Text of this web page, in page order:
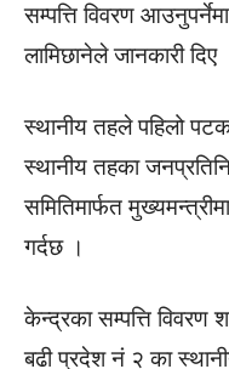
सम्पत्ति विवरण
लामिछानेले जानकारी दिए
स्थानीय तहले पहिलो
स्थानीय तहका
समितिमार्फत
गर्दछ ।
केन्द्रका सम्पत्ति विवरण
बढी प्रदेश नं २ का